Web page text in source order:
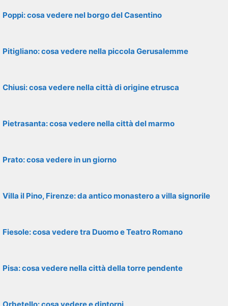
Poppi: cosa vedere nel borgo del Casentino
Pitigliano: cosa vedere nella piccola Gerusalemme
Chiusi: cosa vedere nella città di origine etrusca
Pietrasanta: cosa vedere nella città del marmo
Prato: cosa vedere in un giorno
Villa il Pino, Firenze: da antico monastero a villa signorile
Fiesole: cosa vedere tra Duomo e Teatro Romano
Pisa: cosa vedere nella città della torre pendente